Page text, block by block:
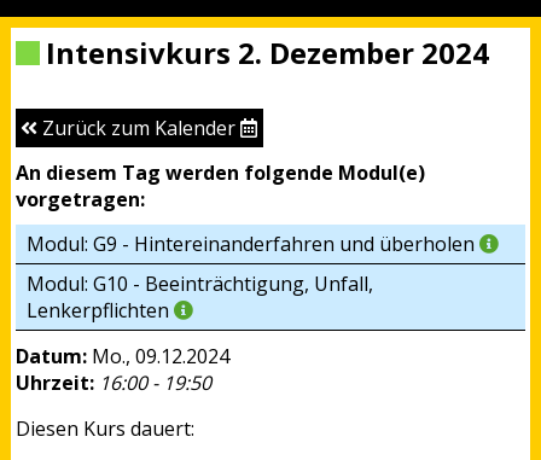
Intensivkurs 2. Dezember 2024
Zurück zum Kalender
An diesem Tag werden folgende Modul(e)
vorgetragen:
Modul: G9 - Hintereinanderfahren und überholen
Modul: G10 - Beeinträchtigung, Unfall,
Lenkerpflichten
Datum: Mo., 09.12.2024
Uhrzeit: 16:00 - 19:50
Diesen Kurs dauert: